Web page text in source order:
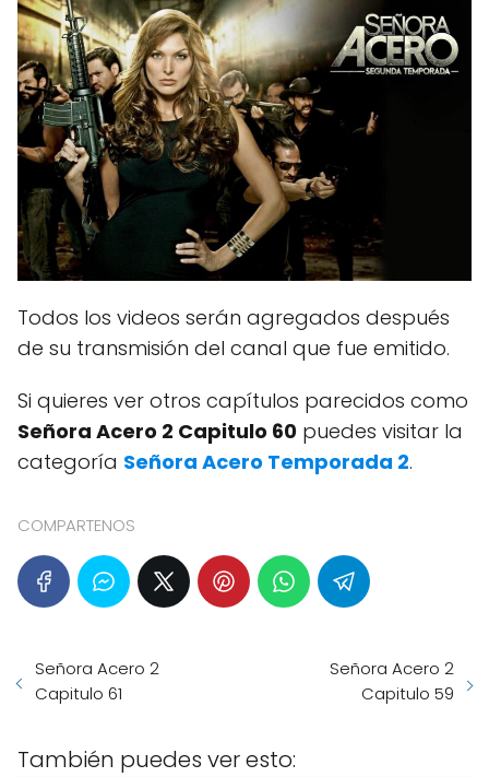
Todos los videos serán agregados después
de su transmisión del canal que fue emitido.
Si quieres ver otros capítulos parecidos como
Señora Acero 2 Capitulo 60 puedes visitar la
categoría Señora Acero Temporada 2.
COMPARTENOS
Señora Acero 2
Capitulo 61
Señora Acero 2
Capitulo 59
También puedes ver esto: